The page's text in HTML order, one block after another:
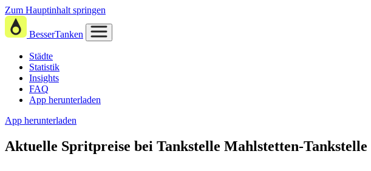
Zum Hauptinhalt springen
BesserTanken
Städte
Statistik
Insights
FAQ
App herunterladen
App herunterladen
Aktuelle Spritpreise bei Tankstelle Mahlstetten-